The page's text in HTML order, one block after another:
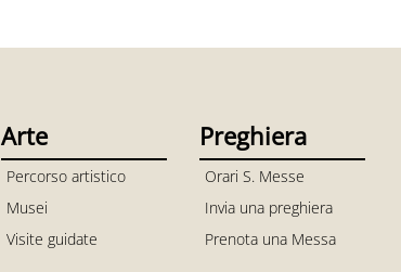
Arte
Percorso artistico
Musei
Visite guidate
Preghiera
Orari S. Messe
Invia una preghiera
Prenota una Messa